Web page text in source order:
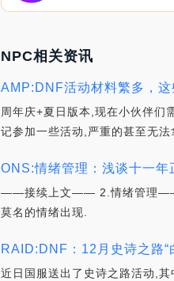
NPC相关资讯
AMP:DNF活动材料繁多，
周年庆+夏日版本,现在小伙伴们
记参加一些活动,严重的甚至无法
ONS:情绪管理：浅谈十一
——接续上文—— 2.情绪管理——安
莫名的情绪出现.
RAID:DNF：12月史诗之路
近日国服送出了史诗之路活动,